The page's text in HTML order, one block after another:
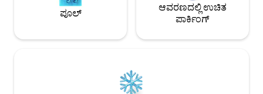
ಪೂಲ್
ಆವರಣದಲ್ಲಿ ಉಚಿತ
ಪಾರ್ಕಿಂಗ್